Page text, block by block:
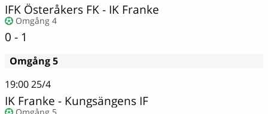
IFK Österåkers FK- IK Franke
Omgång 4
0 - 1
Omgång 5
19:0025/4
IK Franke - Kungsängens IF
Omgång 5